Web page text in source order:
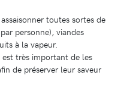
toutes sortes de
personne), viandes
à la vapeur.
très important de les
de préserver leur saveur